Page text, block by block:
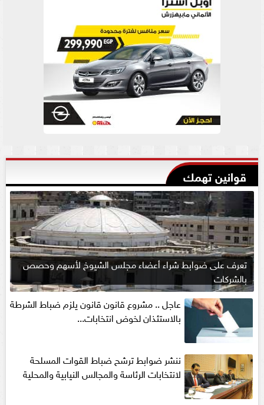
قوانين تهمك
تعرف على ضوابط شراء أعضاء مجلس الشيوخ لأسهم وحصص
بالشركات
عاجل .. مشروع قانون قانون يلزم ضباط الشرطة
بالاستئذان لخوض انتخابات...
ننشر ضوابط ترشح ضباط القوات المسلحة
لانتخابات الرئاسة والمجالس النيابية والمحلية‎